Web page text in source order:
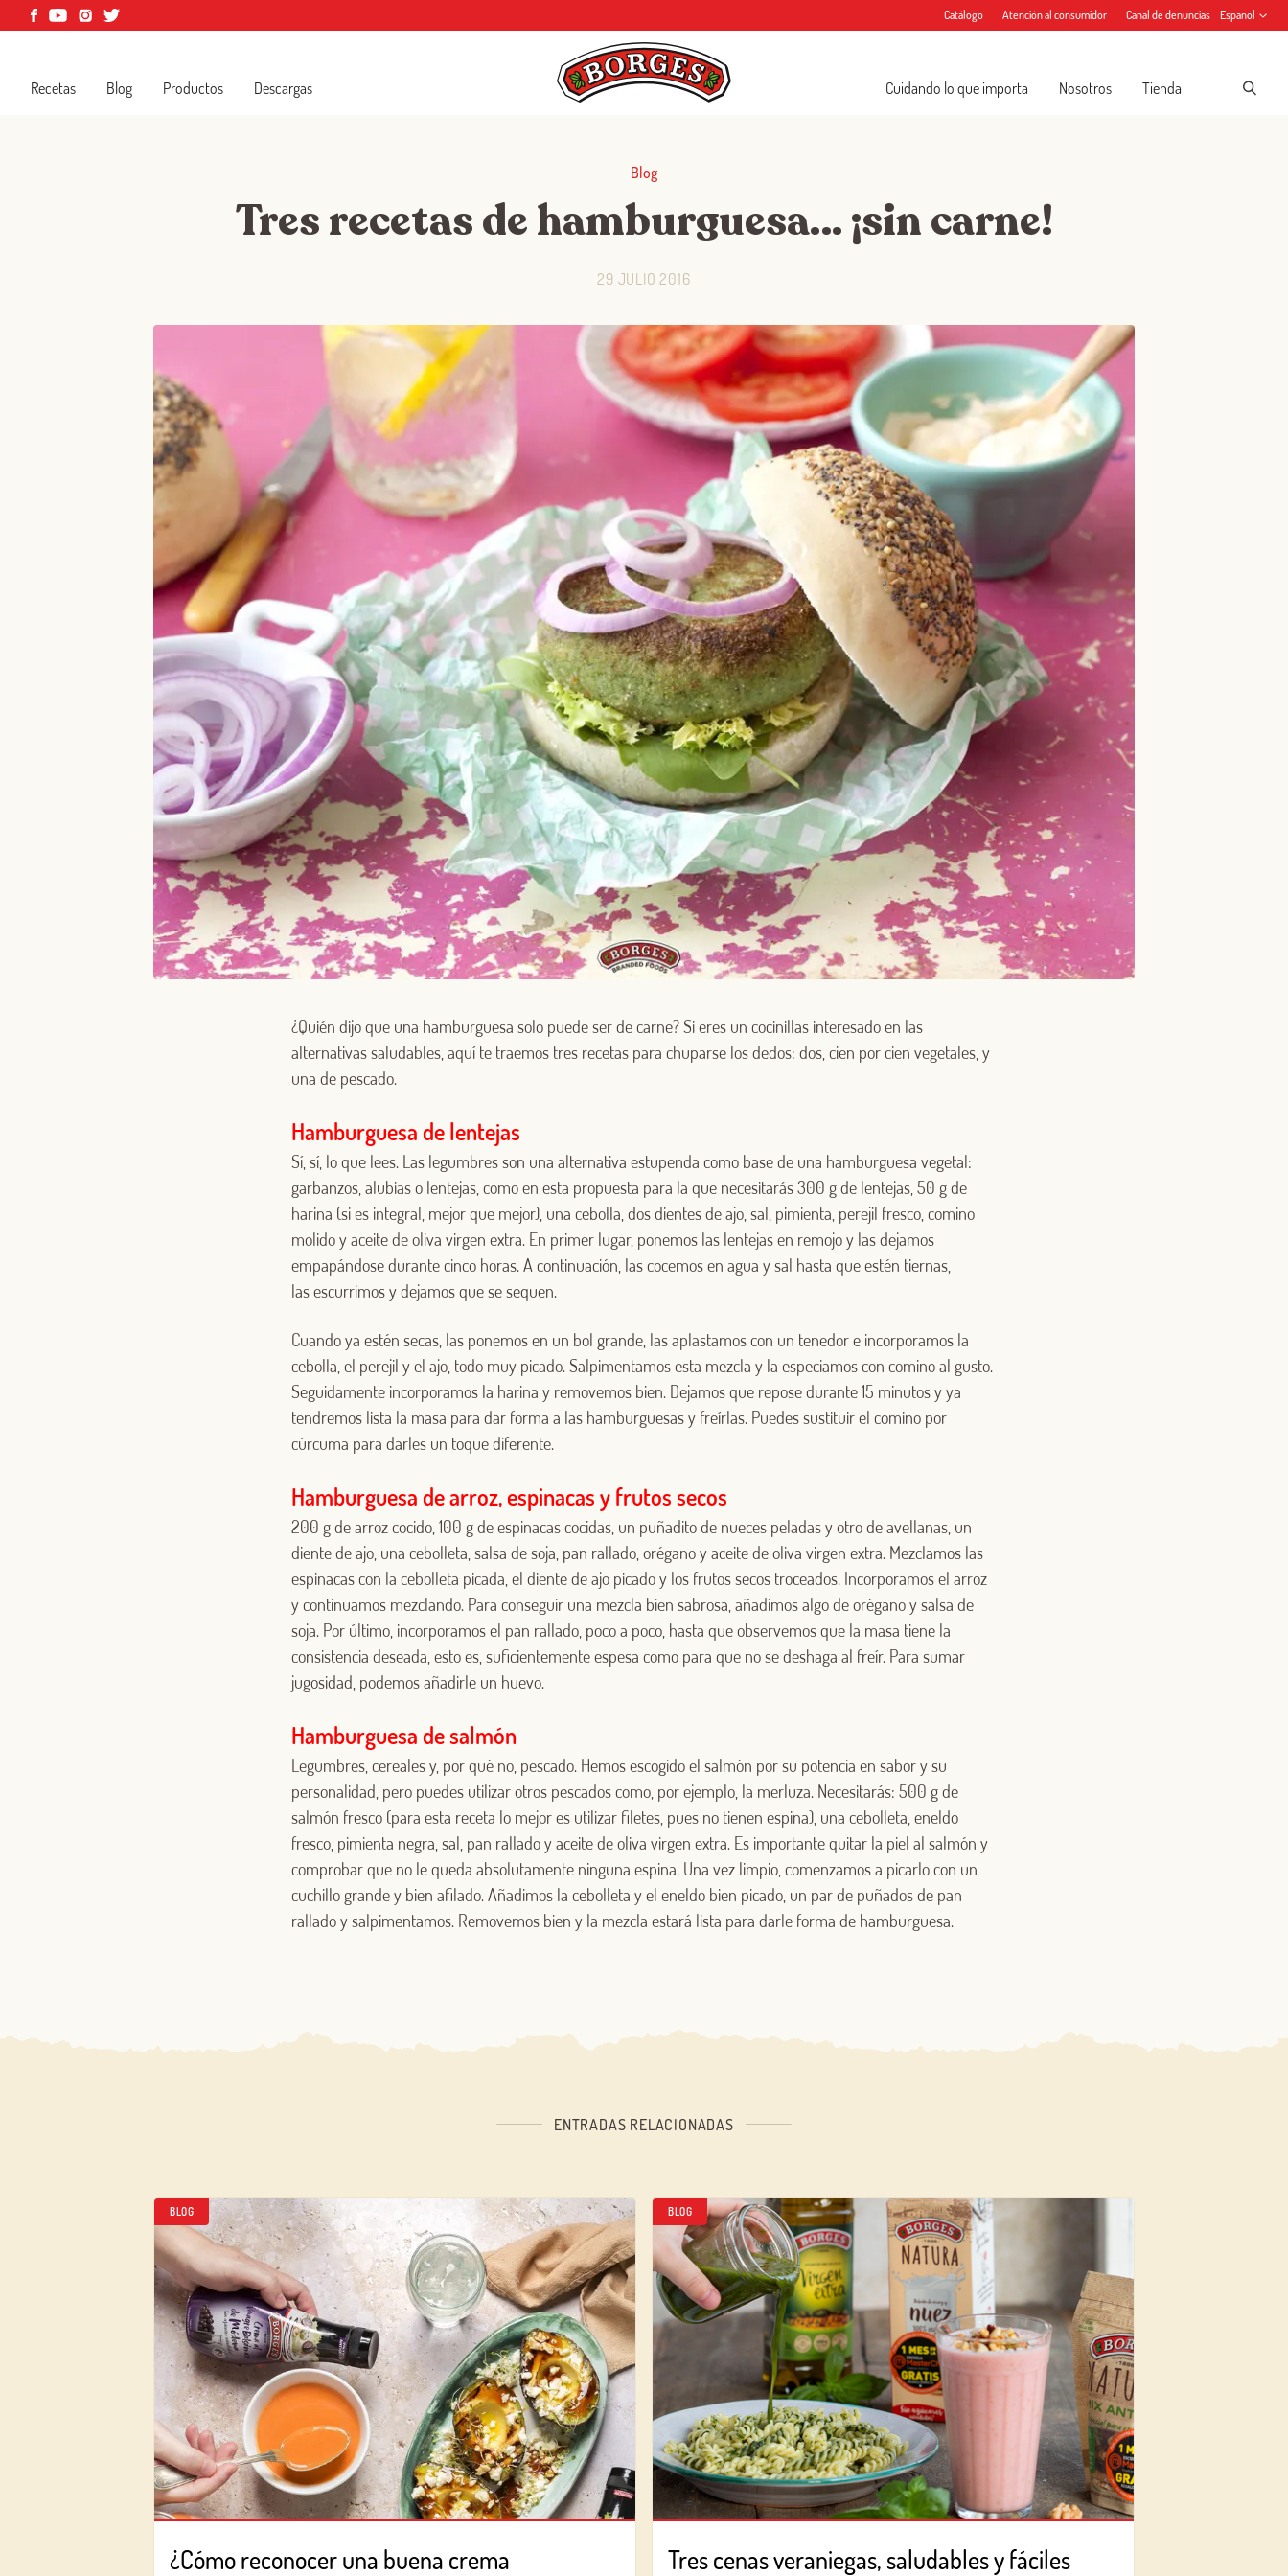
Catálogo Atención al consumidor Canal de denuncias Español
Recetas Blog Productos Descargas Cuidando lo que importa Nosotros Tienda
Blog
Tres recetas de hamburguesa… ¡sin carne!
29 JULIO 2016
¿Quién dijo que una hamburguesa solo puede ser de carne? Si eres un cocinillas interesado en las
alternativas saludables, aquí te traemos tres recetas para chuparse los dedos: dos, cien por cien vegetales, y
una de pescado.
Hamburguesa de lentejas
Sí, sí, lo que lees. Las legumbres son una alternativa estupenda como base de una hamburguesa vegetal:
garbanzos, alubias o lentejas, como en esta propuesta para la que necesitarás 300 g de lentejas, 50 g de
harina (si es integral, mejor que mejor), una cebolla, dos dientes de ajo, sal, pimienta, perejil fresco, comino
molido y aceite de oliva virgen extra. En primer lugar, ponemos las lentejas en remojo y las dejamos
empapándose durante cinco horas. A continuación, las cocemos en agua y sal hasta que estén tiernas,
las escurrimos y dejamos que se sequen.
Cuando ya estén secas, las ponemos en un bol grande, las aplastamos con un tenedor e incorporamos la
cebolla, el perejil y el ajo, todo muy picado. Salpimentamos esta mezcla y la especiamos con comino al gusto.
Seguidamente incorporamos la harina y removemos bien. Dejamos que repose durante 15 minutos y ya
tendremos lista la masa para dar forma a las hamburguesas y freírlas. Puedes sustituir el comino por
cúrcuma para darles un toque diferente.
Hamburguesa de arroz, espinacas y frutos secos
200 g de arroz cocido, 100 g de espinacas cocidas, un puñadito de nueces peladas y otro de avellanas, un
diente de ajo, una cebolleta, salsa de soja, pan rallado, orégano y aceite de oliva virgen extra. Mezclamos las
espinacas con la cebolleta picada, el diente de ajo picado y los frutos secos troceados. Incorporamos el arroz
y continuamos mezclando. Para conseguir una mezcla bien sabrosa, añadimos algo de orégano y salsa de
soja. Por último, incorporamos el pan rallado, poco a poco, hasta que observemos que la masa tiene la
consistencia deseada, esto es, suficientemente espesa como para que no se deshaga al freír. Para sumar
jugosidad, podemos añadirle un huevo.
Hamburguesa de salmón
Legumbres, cereales y, por qué no, pescado. Hemos escogido el salmón por su potencia en sabor y su
personalidad, pero puedes utilizar otros pescados como, por ejemplo, la merluza. Necesitarás: 500 g de
salmón fresco (para esta receta lo mejor es utilizar filetes, pues no tienen espina), una cebolleta, eneldo
fresco, pimienta negra, sal, pan rallado y aceite de oliva virgen extra. Es importante quitar la piel al salmón y
comprobar que no le queda absolutamente ninguna espina. Una vez limpio, comenzamos a picarlo con un
cuchillo grande y bien afilado. Añadimos la cebolleta y el eneldo bien picado, un par de puñados de pan
rallado y salpimentamos. Removemos bien y la mezcla estará lista para darle forma de hamburguesa.
ENTRADAS RELACIONADAS
BLOG
¿Cómo reconocer una buena crema
BLOG
Tres cenas veraniegas, saludables y fáciles
Log in with Google
Iniciar sesión con Facebook
Correo electrónico
Iniciar sesión
¿Aún no estás ya registrado en el Club Borges?